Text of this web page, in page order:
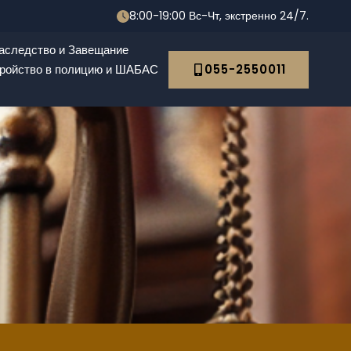
8:00-19:00 Вс-Чт, экстренно 24/7.
и Завещание
в полицию и ШАБАС
055-2550011